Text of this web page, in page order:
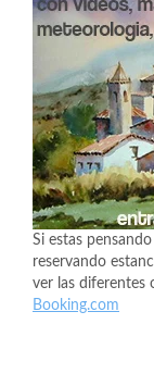
Si estas
reservando
ver las diferentes
Booking.com